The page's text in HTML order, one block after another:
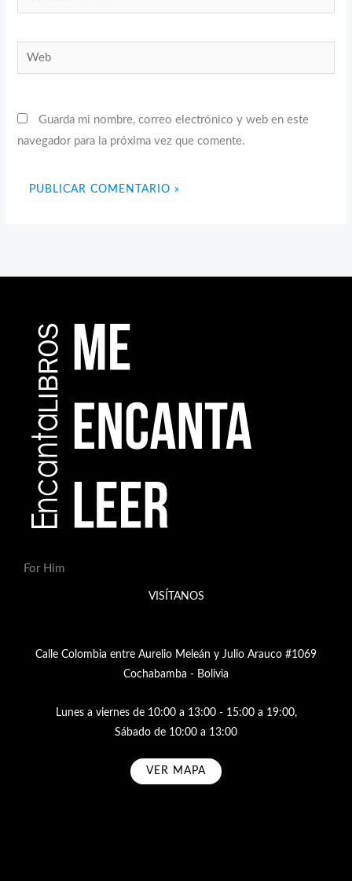
electrónico*
Web
Guarda mi nombre, correo electrónico y web en este
navegador para la próxima vez que comente.
For Him
VISÍTANOS
Calle Colombia entre Aurelio Meleán y Julio Arauco #1069
Cochabamba - Bolivia
Lunes a viernes de 10:00 a 13:00 - 15:00 a 19:00,
Sábado de 10:00 a 13:00
VER MAPA